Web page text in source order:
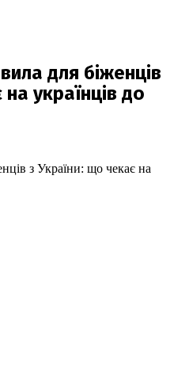
для біженців
українців до